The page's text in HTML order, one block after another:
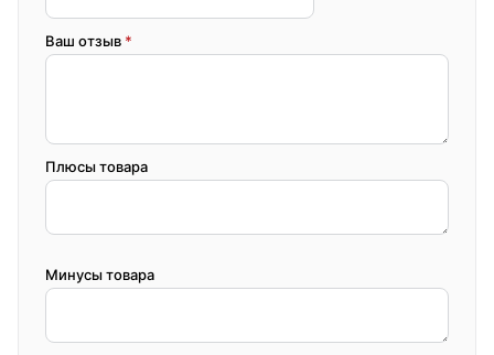
Ваш отзыв *
Плюсы товара
Минусы товара